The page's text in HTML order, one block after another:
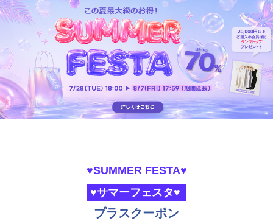
♥SUMMER FESTA♥
♥サマーフェスタ♥
プラスクーポン